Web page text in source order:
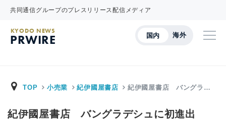
共同通信グループのプレスリリース配信メディア
国内 海外
KYODO NEWS
PRWIRE
TOP 小売業 紀伊國屋書店 紀伊國屋書店 バングラ…
紀伊國屋書店 バングラデシュに初進出